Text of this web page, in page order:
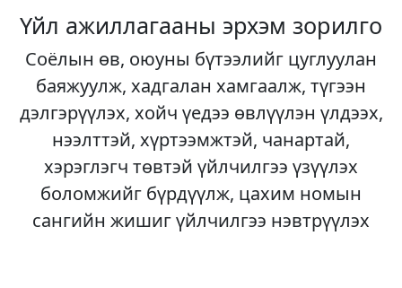
Үйл ажиллагааны эрхэм зорилго
Соёлын өв, оюуны бүтээлийг цуглуулан
баяжуулж, хадгалан хамгаалж, түгээн
дэлгэрүүлэх, хойч үедээ өвлүүлэн үлдээх,
нээлттэй, хүртээмжтэй, чанартай,
хэрэглэгч төвтэй үйлчилгээ үзүүлэх
боломжийг бүрдүүлж, цахим номын
сангийн жишиг үйлчилгээ нэвтрүүлэх